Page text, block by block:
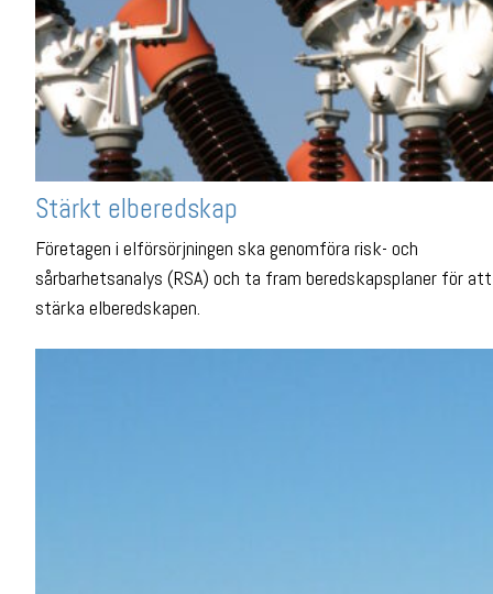
Stärkt elberedskap
Företagen i elförsörjningen ska genomföra risk- och
sårbarhetsanalys (RSA) och ta fram beredskapsplaner för att
stärka elberedskapen.